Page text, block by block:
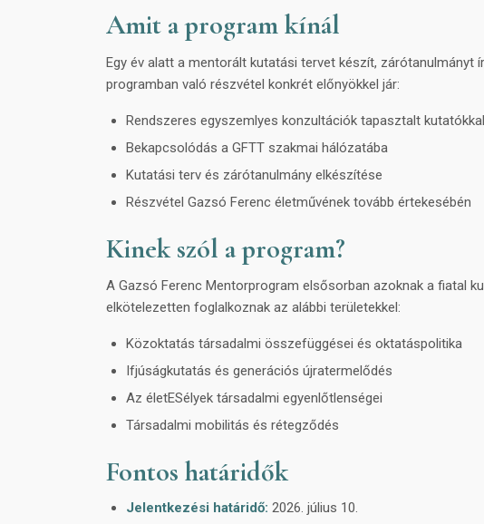
Amit a program kínál
Egy év alatt a mentorált kutatási tervet készít, zárótanulmányt
programban való részvétel konkrét előnyökkel jár:
Rendszeres egyszemlyes konzultációk tapasztalt kutatókkal
Bekapcsolódás a GFTT szakmai hálózatába
Kutatási terv és zárótanulmány elkészítése
Részvétel Gazsó Ferenc életművének tovább értekesébén
Kinek szól a program?
A Gazsó Ferenc Mentorprogram elsősorban azoknak a fiatal
elkötelezetten foglalkoznak az alábbi területekkel:
Közoktatás társadalmi összefüggései és oktatáspolitika
Ifjúságkutatás és generációs újratermelődés
Az életESélyek társadalmi egyenlőtlenségei
Társadalmi mobilitás és rétegződés
Fontos határidők
Jelentkezési határidő: 2026. július 10.